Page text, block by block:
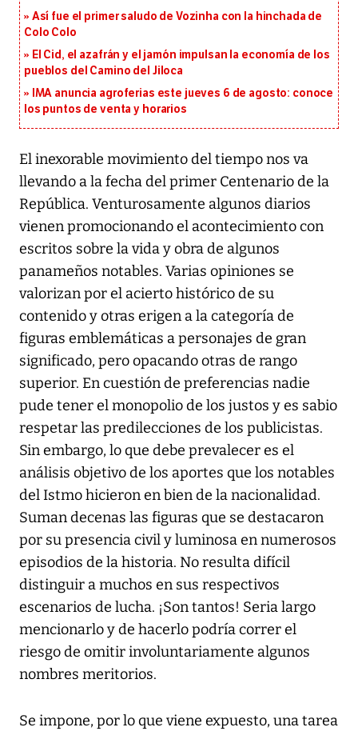
Así fue el primer saludo de Vozinha con la hinchada de
Colo Colo
El Cid, el azafrán y el jamón impulsan la economía de los
pueblos del Camino del Jiloca
IMA anuncia agroferias este jueves 6 de agosto: conoce
los puntos de venta y horarios
El inexorable movimiento del tiempo nos va
llevando a la fecha del primer Centenario de la
República. Venturosamente algunos diarios
vienen promocionando el acontecimiento con
escritos sobre la vida y obra de algunos
panameños notables. Varias opiniones se
valorizan por el acierto histórico de su
contenido y otras erigen a la categoría de
figuras emblemáticas a personajes de gran
significado, pero opacando otras de rango
superior. En cuestión de preferencias nadie
pude tener el monopolio de los justos y es sabio
respetar las predilecciones de los publicistas.
Sin embargo, lo que debe prevalecer es el
análisis objetivo de los aportes que los notables
del Istmo hicieron en bien de la nacionalidad.
Suman decenas las figuras que se destacaron
por su presencia civil y luminosa en numerosos
episodios de la historia. No resulta difícil
distinguir a muchos en sus respectivos
escenarios de lucha. ¡Son tantos! Seria largo
mencionarlo y de hacerlo podría correr el
riesgo de omitir involuntariamente algunos
nombres meritorios.
Se impone, por lo que viene expuesto, una tarea